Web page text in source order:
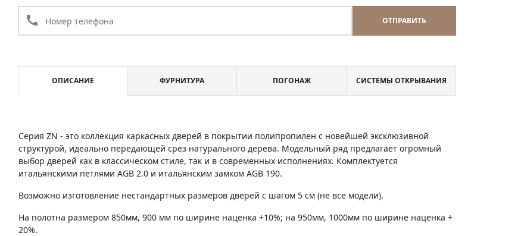
call ОТПРАВИТЬ
ОПИСАНИЕ ФУРНИТУРА ПОГОНАЖ СИСТЕМЫ ОТКРЫВАНИЯ
Серия ZN - это коллекция каркасных дверей в покрытии полипропилен с новейшей эксклюзивной
структурой, идеально передающей срез натурального дерева. Модельный ряд предлагает огромный
выбор дверей как в классическом стиле, так и в современных исполнениях. Комплектуется
итальянскими петлями AGB 2.0 и итальянским замком AGB 190.
Возможно изготовление нестандартных размеров дверей с шагом 5 см (не все модели).
На полотна размером 850мм, 900 мм по ширине наценка +10%; на 950мм, 1000мм по ширине наценка +
20%.